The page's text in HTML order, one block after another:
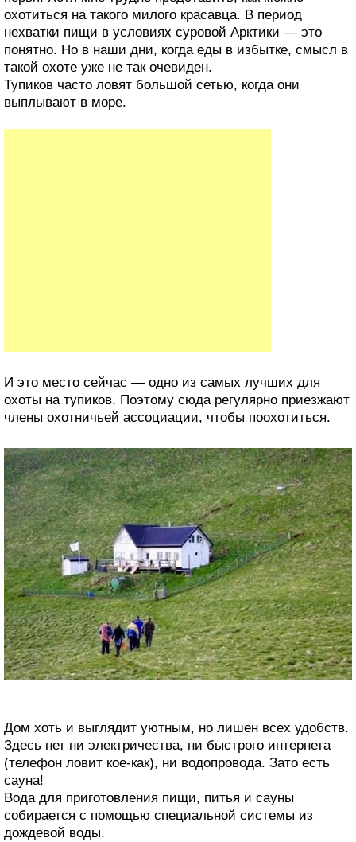
охотиться на такого милого красавца. В период
нехватки пищи в условиях суровой Арктики — это
понятно. Но в наши дни, когда еды в избытке, смысл в
такой охоте уже не так очевиден.
Тупиков часто ловят большой сетью, когда они
выплывают в море.
И это место сейчас — одно из самых лучших для
охоты на тупиков. Поэтому сюда регулярно приезжают
члены охотничьей ассоциации, чтобы поохотиться.
Дом хоть и выглядит уютным, но лишен всех удобств.
Здесь нет ни электричества, ни быстрого интернета
(телефон ловит кое-как), ни водопровода. Зато есть
сауна!
Вода для приготовления пищи, питья и сауны
собирается с помощью специальной системы из
дождевой воды.